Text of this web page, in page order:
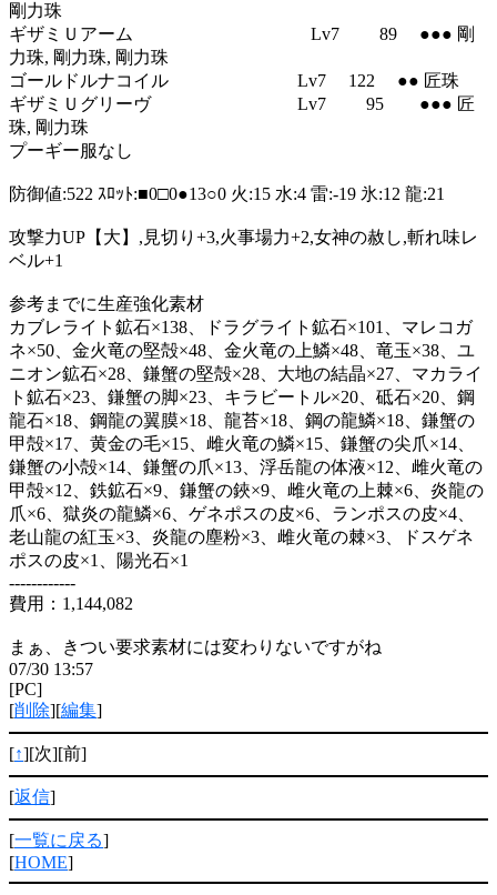
剛力珠
ギザミＵアーム Lv7 89 ●●● 剛
力珠, 剛力珠, 剛力珠
ゴールドルナコイル Lv7 122 ●● 匠珠
ギザミＵグリーヴ Lv7 95 ●●● 匠
珠, 剛力珠
プーギー服なし
防御値:522 ｽﾛｯﾄ:■0□0●13○0 火:15 水:4 雷:-19 氷:12 龍:21
攻撃力UP【大】,見切り+3,火事場力+2,女神の赦し,斬れ味レ
ベル+1
参考までに生産強化素材
カブレライト鉱石×138、ドラグライト鉱石×101、マレコガ
ネ×50、金火竜の堅殻×48、金火竜の上鱗×48、竜玉×38、ユ
ニオン鉱石×28、鎌蟹の堅殻×28、大地の結晶×27、マカライ
ト鉱石×23、鎌蟹の脚×23、キラビートル×20、砥石×20、鋼
龍石×18、鋼龍の翼膜×18、龍苔×18、鋼の龍鱗×18、鎌蟹の
甲殻×17、黄金の毛×15、雌火竜の鱗×15、鎌蟹の尖爪×14、
鎌蟹の小殻×14、鎌蟹の爪×13、浮岳龍の体液×12、雌火竜の
甲殻×12、鉄鉱石×9、鎌蟹の鋏×9、雌火竜の上棘×6、炎龍の
爪×6、獄炎の龍鱗×6、ゲネポスの皮×6、ランポスの皮×4、
老山龍の紅玉×3、炎龍の塵粉×3、雌火竜の棘×3、ドスゲネ
ポスの皮×1、陽光石×1
------------
費用：1,144,082
まぁ、きつい要求素材には変わりないですがね
07/30 13:57
[PC]
[削除][編集]
[↑][次][前]
[返信]
[一覧に戻る]
[HOME]